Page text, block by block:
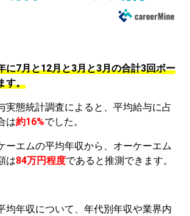
に7月と12月と3月と3月の合計3回ボー
す。
実態統計調査によると、平均給与に占
は約16%でした。
ーエムの平均年収から、オーケーエム
は84万円程度であると推測できます。
均年収について、年代別年収や業界内